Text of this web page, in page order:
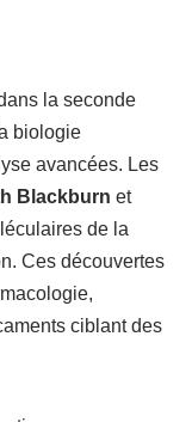
la seconde
biologie
avancées. Les
Blackburn et
de la
Ces découvertes
ciblant des